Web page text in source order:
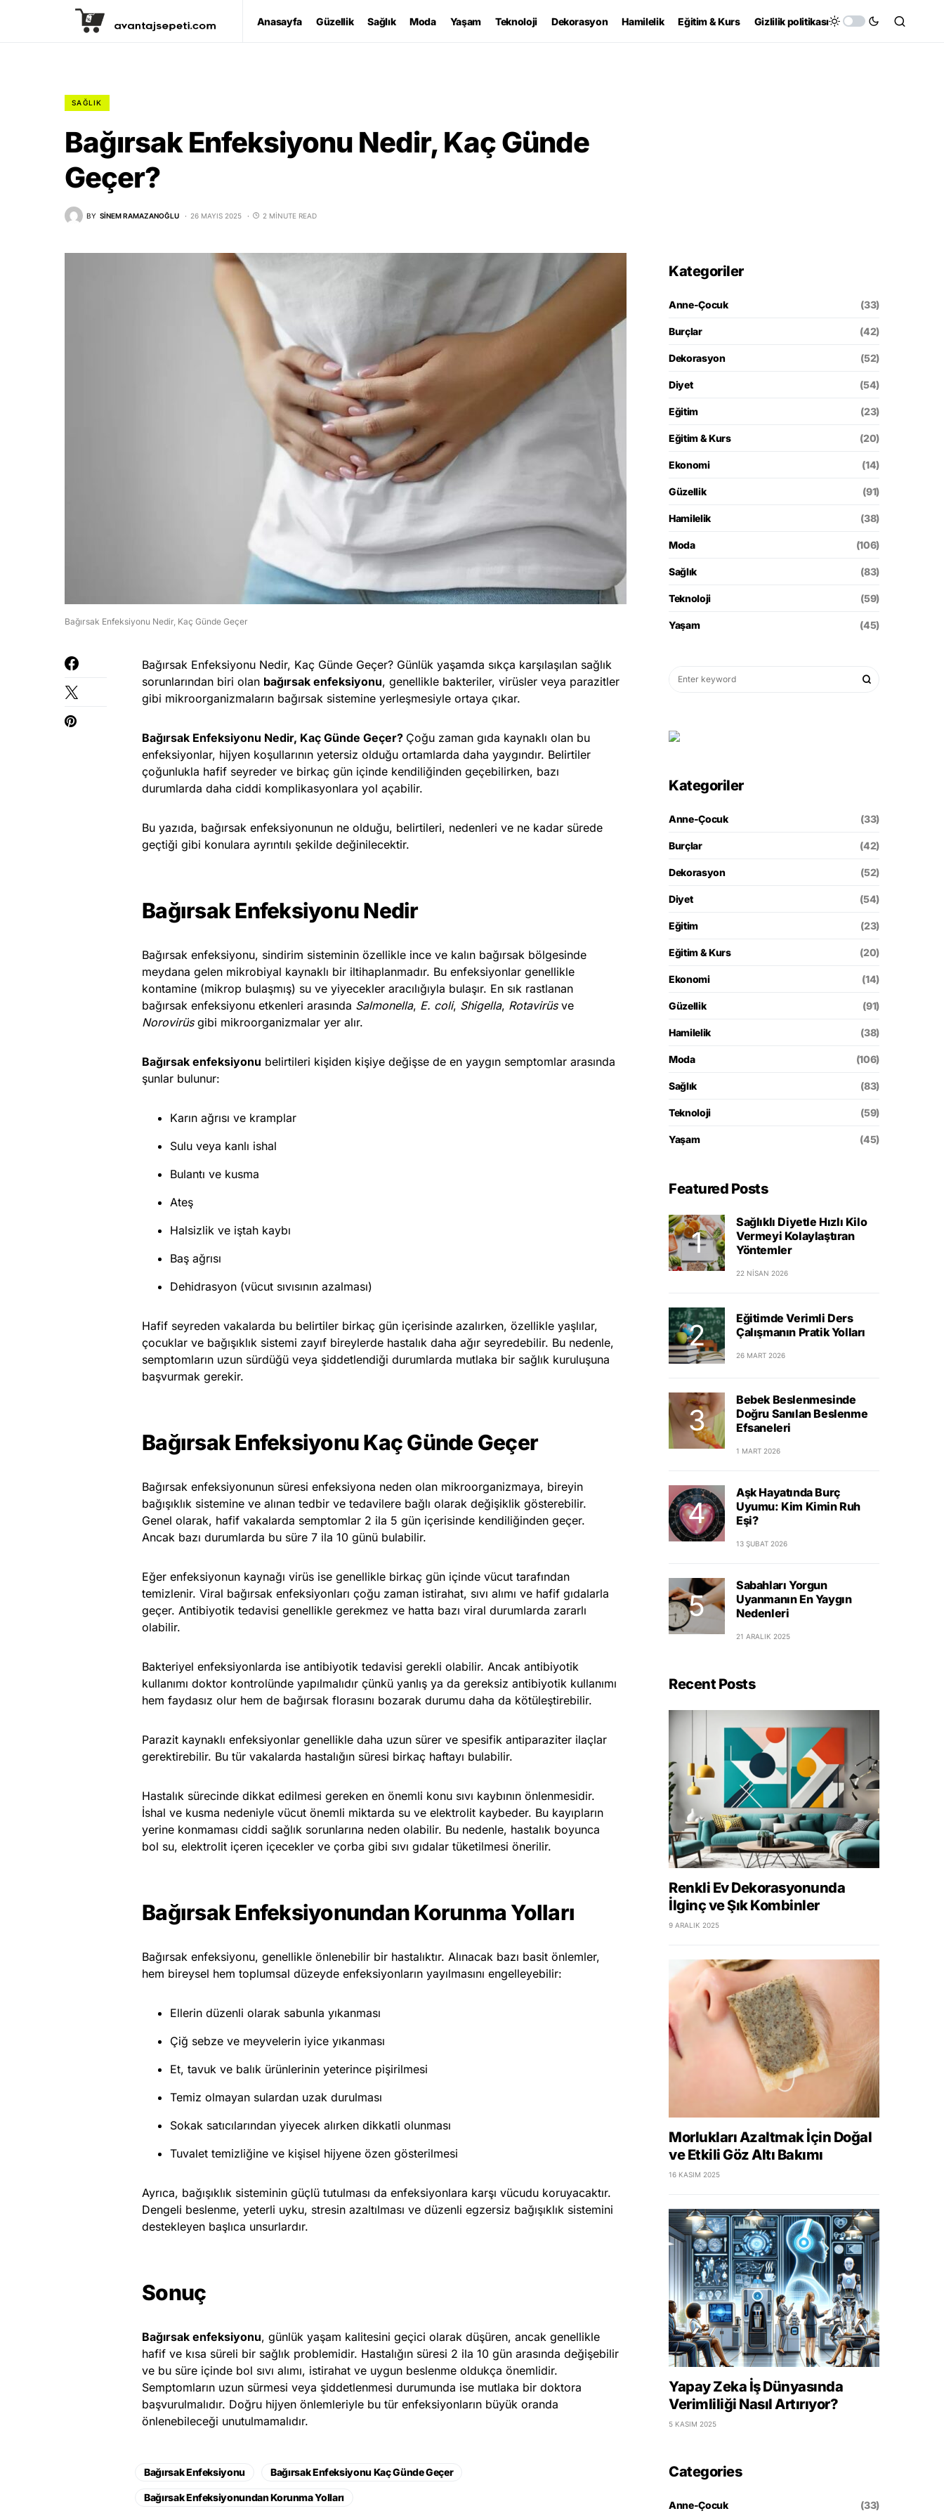
Anasayfa Güzellik Sağlık Moda Yaşam Teknoloji Dekorasyon Hamilelik Eğitim & Kurs Gizlilik politikası
SAĞLIK
Bağırsak Enfeksiyonu Nedir, Kaç Günde
Geçer?
BY SINEM RAMAZANOĞLU 26 MAYIS 2025 2 MINUTE READ
Bağırsak Enfeksiyonu Nedir, Kaç Günde Geçer
Bağırsak Enfeksiyonu Nedir, Kaç Günde Geçer? Günlük yaşamda sıkça karşılaşılan sağlık
sorunlarından biri olan bağırsak enfeksiyonu, genellikle bakteriler, virüsler veya parazitler
gibi mikroorganizmaların bağırsak sistemine yerleşmesiyle ortaya çıkar.
Bağırsak Enfeksiyonu Nedir, Kaç Günde Geçer? Çoğu zaman gıda kaynaklı olan bu
enfeksiyonlar, hijyen koşullarının yetersiz olduğu ortamlarda daha yaygındır. Belirtiler
çoğunlukla hafif seyreder ve birkaç gün içinde kendiliğinden geçebilirken, bazı
durumlarda daha ciddi komplikasyonlara yol açabilir.
Bu yazıda, bağırsak enfeksiyonunun ne olduğu, belirtileri, nedenleri ve ne kadar sürede
geçtiği gibi konulara ayrıntılı şekilde değinilecektir.
Bağırsak Enfeksiyonu Nedir
Bağırsak enfeksiyonu, sindirim sisteminin özellikle ince ve kalın bağırsak bölgesinde
meydana gelen mikrobiyal kaynaklı bir iltihaplanmadır. Bu enfeksiyonlar genellikle
kontamine (mikrop bulaşmış) su ve yiyecekler aracılığıyla bulaşır. En sık rastlanan
bağırsak enfeksiyonu etkenleri arasında Salmonella, E. coli, Shigella, Rotavirüsve
Norovirüsgibi mikroorganizmalar yer alır.
Bağırsak enfeksiyonu belirtileri kişiden kişiye değişse de en yaygın semptomlar arasında
şunlar bulunur:
Karın ağrısı ve kramplar
Sulu veya kanlı ishal
Bulantı ve kusma
Ateş
Halsizlik ve iştah kaybı
Baş ağrısı
Dehidrasyon (vücut sıvısının azalması)
Hafif seyreden vakalarda bu belirtiler birkaç gün içerisinde azalırken, özellikle yaşlılar,
çocuklar ve bağışıklık sistemi zayıf bireylerde hastalık daha ağır seyredebilir. Bu nedenle,
semptomların uzun sürdüğü veya şiddetlendiği durumlarda mutlaka bir sağlık kuruluşuna
başvurmak gerekir.
Bağırsak Enfeksiyonu Kaç Günde Geçer
Bağırsak enfeksiyonunun süresi enfeksiyona neden olan mikroorganizmaya, bireyin
bağışıklık sistemine ve alınan tedbir ve tedavilere bağlı olarak değişiklik gösterebilir.
Genel olarak, hafif vakalarda semptomlar 2 ila 5 gün içerisinde kendiliğinden geçer.
Ancak bazı durumlarda bu süre 7 ila 10 günü bulabilir.
Eğer enfeksiyonun kaynağı virüs ise genellikle birkaç gün içinde vücut tarafından
temizlenir. Viral bağırsak enfeksiyonları çoğu zaman istirahat, sıvı alımı ve hafif gıdalarla
geçer. Antibiyotik tedavisi genellikle gerekmez ve hatta bazı viral durumlarda zararlı
olabilir.
Bakteriyel enfeksiyonlarda ise antibiyotik tedavisi gerekli olabilir. Ancak antibiyotik
kullanımı doktor kontrolünde yapılmalıdır çünkü yanlış ya da gereksiz antibiyotik kullanımı
hem faydasız olur hem de bağırsak florasını bozarak durumu daha da kötüleştirebilir.
Parazit kaynaklı enfeksiyonlar genellikle daha uzun sürer ve spesifik antiparaziter ilaçlar
gerektirebilir. Bu tür vakalarda hastalığın süresi birkaç haftayı bulabilir.
Hastalık sürecinde dikkat edilmesi gereken en önemli konu sıvı kaybının önlenmesidir.
İshal ve kusma nedeniyle vücut önemli miktarda su ve elektrolit kaybeder. Bu kayıpların
yerine konmaması ciddi sağlık sorunlarına neden olabilir. Bu nedenle, hastalık boyunca
bol su, elektrolit içeren içecekler ve çorba gibi sıvı gıdalar tüketilmesi önerilir.
Bağırsak Enfeksiyonundan Korunma Yolları
Bağırsak enfeksiyonu, genellikle önlenebilir bir hastalıktır. Alınacak bazı basit önlemler,
hem bireysel hem toplumsal düzeyde enfeksiyonların yayılmasını engelleyebilir:
Ellerin düzenli olarak sabunla yıkanması
Çiğ sebze ve meyvelerin iyice yıkanması
Et, tavuk ve balık ürünlerinin yeterince pişirilmesi
Temiz olmayan sulardan uzak durulması
Sokak satıcılarından yiyecek alırken dikkatli olunması
Tuvalet temizliğine ve kişisel hijyene özen gösterilmesi
Ayrıca, bağışıklık sisteminin güçlü tutulması da enfeksiyonlara karşı vücudu koruyacaktır.
Dengeli beslenme, yeterli uyku, stresin azaltılması ve düzenli egzersiz bağışıklık sistemini
destekleyen başlıca unsurlardır.
Sonuç
Bağırsak enfeksiyonu, günlük yaşam kalitesini geçici olarak düşüren, ancak genellikle
hafif ve kısa süreli bir sağlık problemidir. Hastalığın süresi 2 ila 10 gün arasında değişebilir
ve bu süre içinde bol sıvı alımı, istirahat ve uygun beslenme oldukça önemlidir.
Semptomların uzun sürmesi veya şiddetlenmesi durumunda ise mutlaka bir doktora
başvurulmalıdır. Doğru hijyen önlemleriyle bu tür enfeksiyonların büyük oranda
önlenebileceği unutulmamalıdır.
Bağırsak Enfeksiyonu Bağırsak Enfeksiyonu Kaç Günde Geçer
Bağırsak Enfeksiyonundan Korunma Yolları
Kategoriler
Anne-Çocuk (33)
Burçlar (42)
Dekorasyon (52)
Diyet (54)
Eğitim (23)
Eğitim & Kurs (20)
Ekonomi (14)
Güzellik (91)
Hamilelik (38)
Moda (106)
Sağlık (83)
Teknoloji (59)
Yaşam (45)
Kategoriler
Anne-Çocuk (33)
Burçlar (42)
Dekorasyon (52)
Diyet (54)
Eğitim (23)
Eğitim & Kurs (20)
Ekonomi (14)
Güzellik (91)
Hamilelik (38)
Moda (106)
Sağlık (83)
Teknoloji (59)
Yaşam (45)
Featured Posts
Sağlıklı Diyetle Hızlı Kilo
Vermeyi Kolaylaştıran
Yöntemler
22 NISAN 2026
Eğitimde Verimli Ders
Çalışmanın Pratik Yolları
26 MART 2026
Bebek Beslenmesinde
Doğru Sanılan Beslenme
Efsaneleri
1 MART 2026
Aşk Hayatında Burç
Uyumu: Kim Kimin Ruh
Eşi?
13 ŞUBAT 2026
Sabahları Yorgun
Uyanmanın En Yaygın
Nedenleri
21 ARALIK 2025
Recent Posts
Renkli Ev Dekorasyonunda
İlginç ve Şık Kombinler
9 ARALIK 2025
Morlukları Azaltmak İçin Doğal
ve Etkili Göz Altı Bakımı
16 KASIM 2025
Yapay Zeka İş Dünyasında
Verimliliği Nasıl Artırıyor?
5 KASIM 2025
Categories
Anne-Çocuk (33)